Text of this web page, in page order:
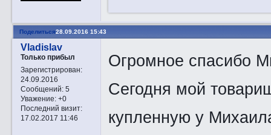
Поделиться28.09.2016 15:43
Vladislav
Только прибыл
Зарегистрирован:
24.09.2016
Сообщений:5
Уважение: +0
Последний визит:
17.02.2017 11:46
Огромное спасибо
Сегодня мой
купленную у